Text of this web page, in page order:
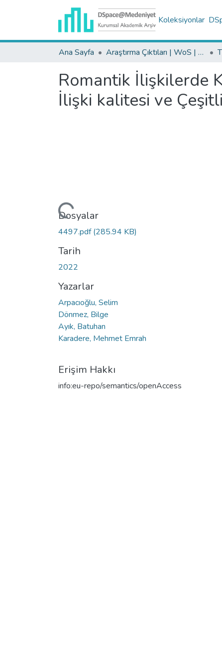
Koleksiyonlar
Ana Sayfa Araştırma Çıktıları | WoS | Scopus | TR-Dizin | PubMed
Romantik İlişkilerde
İlişki kalitesi ve
Yükleniyor...Dosyalar
4497.pdf(285.94 KB)
Tarih
2022
Yazarlar
Arpacıoğlu, Selim
Dönmez, Bilge
Ayık, Batuhan
Karadere, Mehmet Emrah
Erişim Hakkı
info:eu-repo/semantics/openAccess